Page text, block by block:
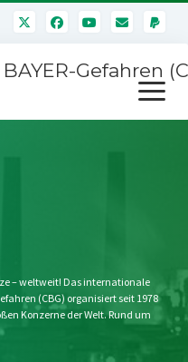
Gefahren
Menü
öffnen
– weltweit! Das internationale
(CBG) organisiert seit 1978
Konzerne der Welt. Rund um